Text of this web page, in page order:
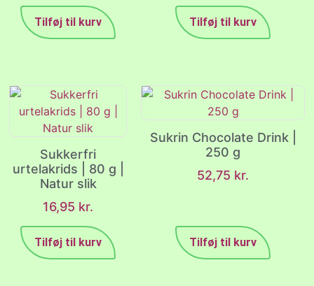
Tilføj til kurv Tilføj til kurv
Sukkerfri
urtelakrids | 80 g |
Natur slik
16,95 kr.
Tilføj til kurv
Sukrin Chocolate Drink |
250 g
52,75 kr.
Tilføj til kurv